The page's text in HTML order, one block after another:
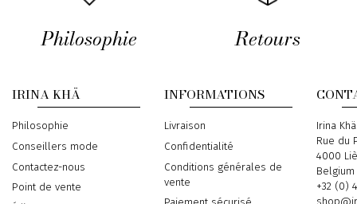
Philosophie Retours
IRINA KHÄ
Philosophie
Conseillers mode
Contactez-nous
Point de vente
INFORMATIONS
Livraison
Confidentialité
Conditions générales de
vente
Address
Irina Khä
Rue du
4000
Belgium
Phone
+32 (0)
Email